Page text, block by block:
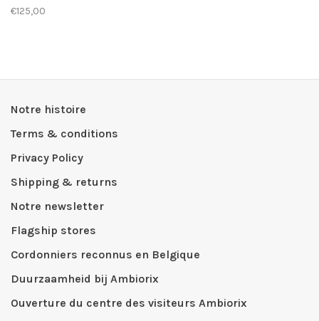
€125,00
Notre histoire
Terms & conditions
Privacy Policy
Shipping & returns
Notre newsletter
Flagship stores
Cordonniers reconnus en Belgique
Duurzaamheid bij Ambiorix
Ouverture du centre des visiteurs Ambiorix